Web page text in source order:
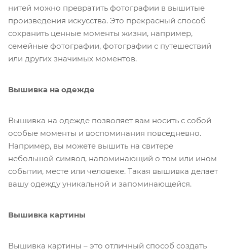
нитей можно превратить фотографии в вышитые
произведения искусства. Это прекрасный способ
сохранить ценные моменты жизни, например,
семейные фотографии, фотографии с путешествий
или других значимых моментов.
Вышивка на одежде
Вышивка на одежде позволяет вам носить с собой
особые моменты и воспоминания повседневно.
Например, вы можете вышить на свитере
небольшой символ, напоминающий о том или ином
событии, месте или человеке. Такая вышивка делает
вашу одежду уникальной и запоминающейся.
Вышивка картины
Вышивка картины – это отличный способ создать